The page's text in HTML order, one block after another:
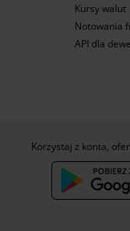
Kursy walut
Notowania
API dla
Korzystaj z konta,